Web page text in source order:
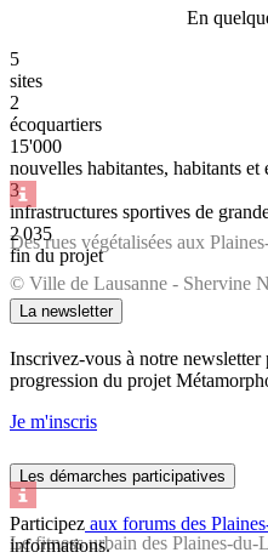
Des rues végétalisées aux
© Ville de Lausanne - Shervine
Le fitness urbain des Plaines-du-
En
5
sites
2
écoquartiers
15'000
nouvelles habitantes, habitants et
3
infrastructures sportives de
2 035
fin du projet
La newsletter
Inscrivez-vous à notre newsletter
progression du projet
Je m'inscris
Les démarches participatives
Participez aux forums des
informations.